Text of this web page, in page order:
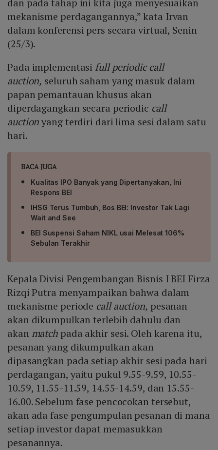
dan pada tahap ini kita juga menyesuaikan
mekanisme perdagangannya,” kata Irvan
dalam konferensi pers secara virtual, Senin
(25/3).
Pada implementasi full periodic call
auction, seluruh saham yang masuk dalam
papan pemantauan khusus akan
diperdagangkan secara periodic call
auctionyang terdiri dari lima sesi dalam satu
hari.
BACA JUGA
Kualitas IPO Banyak yang Dipertanyakan, Ini
Respons BEI
IHSG Terus Tumbuh, Bos BEI: Investor Tak Lagi
Wait and See
BEI Suspensi Saham NIKL usai Melesat 106%
Sebulan Terakhir
Kepala Divisi Pengembangan Bisnis I BEI Firza
Rizqi Putra menyampaikan bahwa dalam
mekanisme periode call auction, pesanan
akan dikumpulkan terlebih dahulu dan
akan match pada akhir sesi. Oleh karena itu,
pesanan yang dikumpulkan akan
dipasangkan pada setiap akhir sesi pada hari
perdagangan, yaitu pukul 9.55-9.59, 10.55-
10.59, 11.55-11.59, 14.55-14.59, dan 15.55-
16.00. Sebelum fase pencocokan tersebut,
akan ada fase pengumpulan pesanan di mana
setiap investor dapat memasukkan
pesanannya.